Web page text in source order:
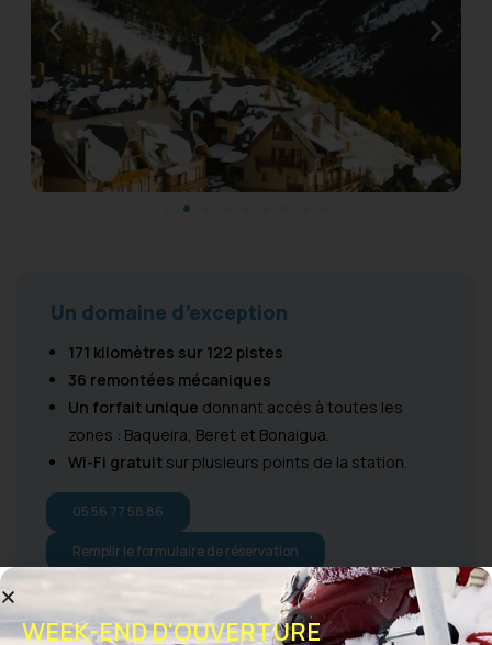
Un domaine d’exception
171 kilomètres sur 122 pistes
36 remontées mécaniques
Un forfait unique donnant accès à toutes les
zones : Baqueira, Beret et Bonaigua.
Wi-Fi gratuit sur plusieurs points de la station.
05 56 77 58 86
Remplir le formulaire de réservation
WEEK-END D'OUVERTURE